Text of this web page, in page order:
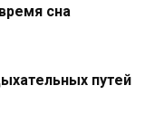
сна
путей